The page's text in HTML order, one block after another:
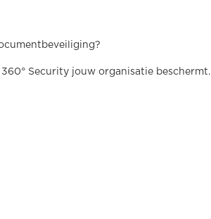
Security jouw organisatie beschermt.